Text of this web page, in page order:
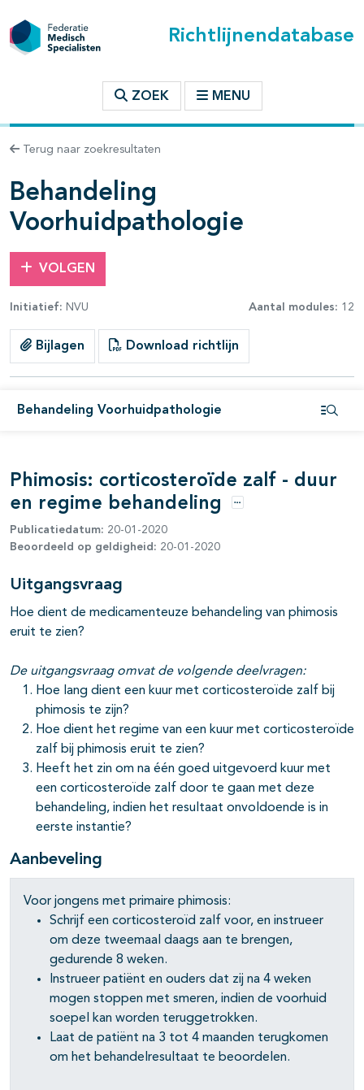
Richtlijnendatabase
ZOEK MENU
Terug naar zoekresultaten
Behandeling
Voorhuidpathologie
VOLGEN
Initiatief: NVU Aantal modules: 12
Bijlagen Download richtlijn
Behandeling Voorhuidpathologie
binnen deze richtlijn
open- en dichtklappen
Phimosis: corticosteroïde zalf - duur
en regime behandeling
Opties
Publicatiedatum: 20-01-2020
Beoordeeld op geldigheid: 20-01-2020
Uitgangsvraag
Hoe dient de medicamenteuze behandeling van phimosis
eruit te zien?
De uitgangsvraag omvat de volgende deelvragen:
Hoe lang dient een kuur met corticosteroïde zalf bij
phimosis te zijn?
Hoe dient het regime van een kuur met corticosteroïde
zalf bij phimosis eruit te zien?
Heeft het zin om na één goed uitgevoerd kuur met
een corticosteroïde zalf door te gaan met deze
behandeling, indien het resultaat onvoldoende is in
eerste instantie?
Aanbeveling
Voor jongens met primaire phimosis:
Schrijf een corticosteroïd zalf voor, en instrueer
om deze tweemaal daags aan te brengen,
gedurende 8 weken.
Instrueer patiënt en ouders dat zij na 4 weken
mogen stoppen met smeren, indien de voorhuid
soepel kan worden teruggetrokken.
Laat de patiënt na 3 tot 4 maanden terugkomen
om het behandelresultaat te beoordelen.